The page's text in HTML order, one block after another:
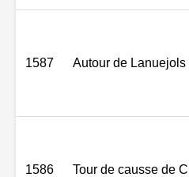
1587 Autour de Lanuejols
1586 Tour de causse de